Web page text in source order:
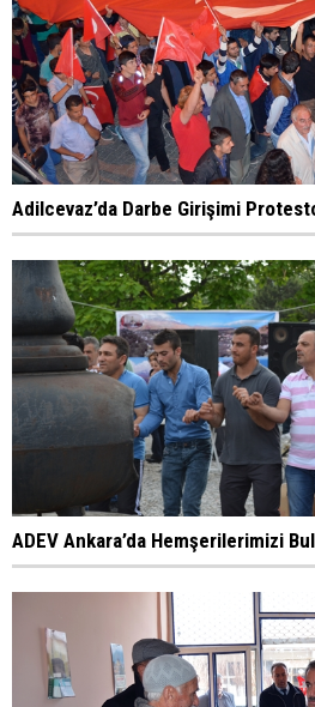
Adilcevaz’da Darbe Girişimi
ADEV Ankara’da Hemşerilerimizi